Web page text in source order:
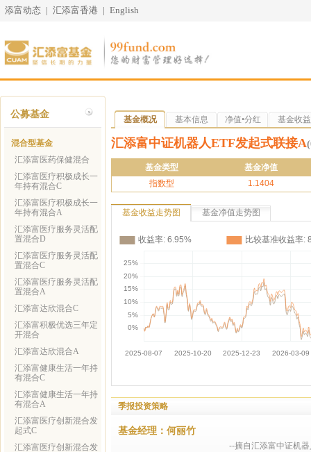
添富动态 | 汇添富香港 | English
公募基金
混合型基金
汇添富医药保健混合
汇添富医疗积极成长一
年持有混合C
汇添富医疗积极成长一
年持有混合A
汇添富医疗服务灵活配
置混合D
汇添富医疗服务灵活配
置混合C
汇添富医疗服务灵活配
置混合A
汇添富达欣混合C
汇添富积极优选三年定
开混合
汇添富达欣混合A
汇添富健康生活一年持
有混合C
汇添富健康生活一年持
有混合A
汇添富医疗创新混合发
起式C
汇添富医疗创新混合发
基金概况 基本信息 净值•分红 基金收益
汇添富中证机器人ETF发起式联接A
基金类型
基金净值
指数型
1.1404
基金收益走势图 基金净值走势图
季报投资策略
基金经理：何丽竹
--摘自汇添富中证机